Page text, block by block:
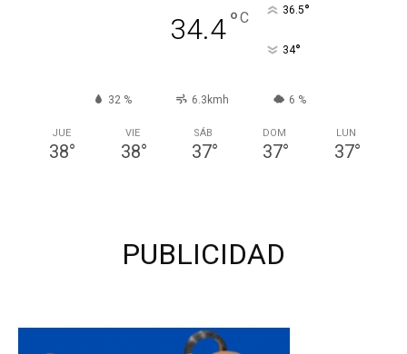
34.4°C 36.5°
34°
32 % 6.3kmh 6 %
JUE
38°
VIE
38°
SÁB
37°
DOM
37°
LUN
37°
PUBLICIDAD